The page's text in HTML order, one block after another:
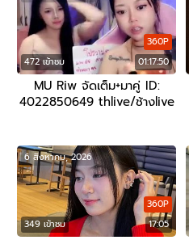
472 เข้าชม 01:17:50
360P
MU Riw จัดเต็ม+มาคู่ ID:
4022850649 thlive/ช้างlive
349 เข้าชม 17:05
360P
6 สิงหาคม, 2026